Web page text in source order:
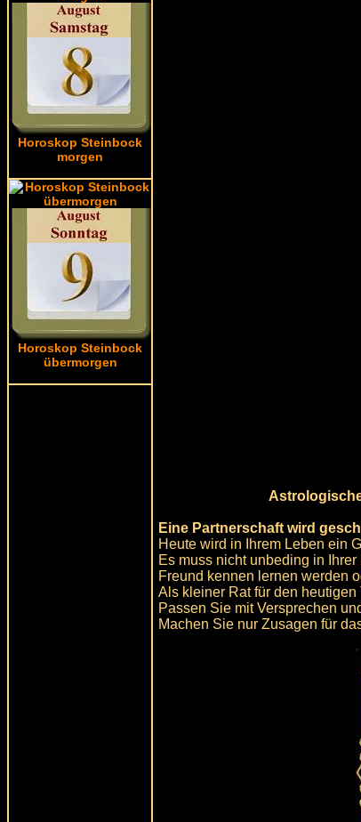
Horoskop Steinbock
morgen
Horoskop Steinbock
übermorgen
Eine Partnerschaft wird
Heute wird in Ihrem Leben ein
Es muss nicht unbeding in
Freund kennen lernen werden
Als kleiner Rat für den heutigen
Passen Sie mit Versprechen
Machen Sie nur Zusagen für